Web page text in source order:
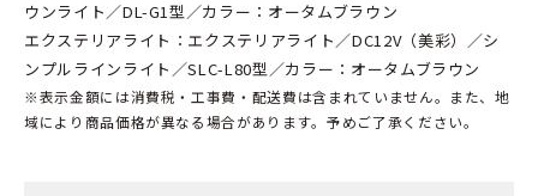
ウンライト／DL-G1型／カラー：オータムブラウン
エクステリアライト：エクステリアライト／DC12V（美彩）／シ
ンプルラインライト／SLC-L80型／カラー：オータムブラウン
※表示金額には消費税・工事費・配送費は含まれていません。また、地
域により商品価格が異なる場合があります。予めご了承ください。